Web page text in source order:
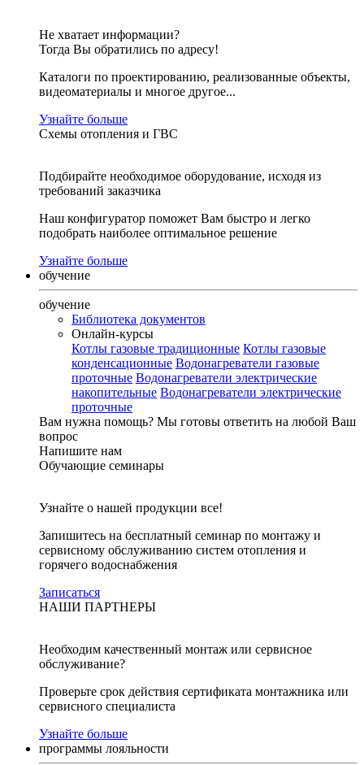
Не хватает информации?
Тогда Вы обратились по адресу!
Каталоги по проектированию, реализованные объекты,
видеоматериалы и многое другое...
Узнайте больше
Схемы отопления и ГВС
Подбирайте необходимое оборудование, исходя из
требований заказчика
Наш конфигуратор поможет Вам быстро и легко
подобрать наиболее оптимальное решение
Узнайте больше
обучение
обучение
Библиотека документов
Онлайн-курсы
Котлы газовые традиционные Котлы газовые
конденсационные Водонагреватели газовые
проточные Водонагреватели электрические
накопительные Водонагреватели электрические
проточные
Вам нужна помощь? Мы готовы ответить на любой Ваш
вопрос
Напишите нам
Обучающие семинары
Узнайте о нашей продукции все!
Запишитесь на бесплатный семинар по монтажу и
сервисному обслуживанию систем отопления и
горячего водоснабжения
Записаться
НАШИ ПАРТНЕРЫ
Необходим качественный монтаж или сервисное
обслуживание?
Проверьте срок действия сертификата монтажника или
сервисного специалиста
Узнайте больше
программы лояльности